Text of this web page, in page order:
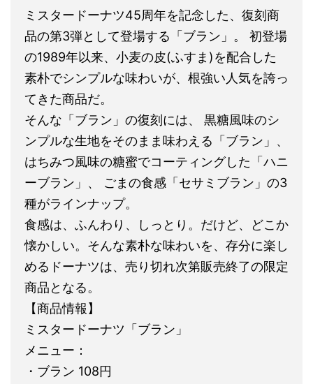
ミスタードーナツ45周年を記念した、復刻商
品の第3弾として登場する「ブラン」。 初登場
の1989年以来、小麦の皮(ふすま)を配合した
素朴でシンプルな味わいが、根強い人気を誇っ
てきた商品だ。
そんな「ブラン」の復刻には、 黒糖風味のシ
ンプルな生地をそのまま味わえる「ブラン」、
はちみつ風味の糖蜜でコーティングした「ハニ
ーブラン」、 ごまの食感「セサミブラン」の3
種がラインナップ。
食感は、ふんわり、しっとり。だけど、どこか
懐かしい。そんな素朴な味わいを、存分に楽し
めるドーナツは、売り切れ次第販売終了の限定
商品となる。
【商品情報】
ミスタードーナツ「ブラン」
メニュー：
・ブラン 108円